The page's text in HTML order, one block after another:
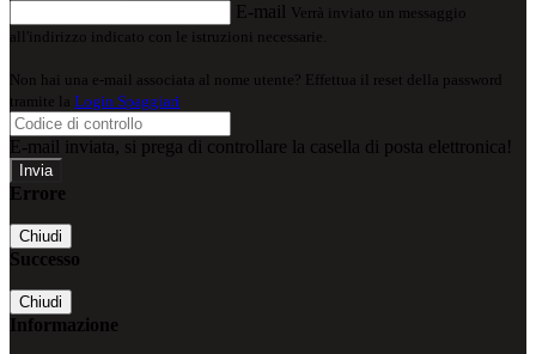
E-mail Verrà inviato un messaggio
all'indirizzo indicato con le istruzioni necessarie.
Non hai una e-mail associata al nome utente? Effettua il reset della password
tramite la Login Spaggiari
E-mail inviata, si prega di controllare la casella di posta elettronica!
Errore
Chiudi
Successo
Chiudi
Informazione